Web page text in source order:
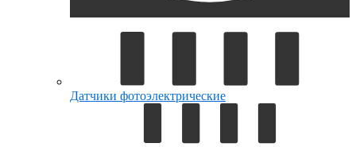
Датчики фотоэлектрические